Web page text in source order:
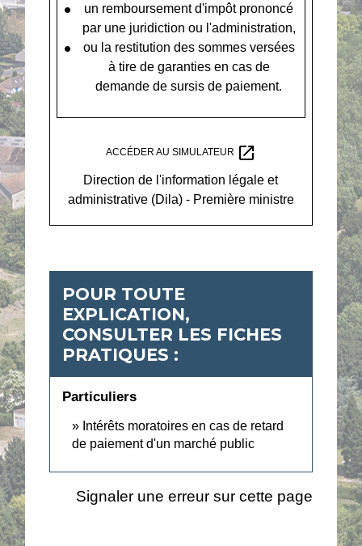
un remboursement d'impôt prononcé
par une juridiction ou l'administration,
ou la restitution des sommes versées
à tire de garanties en cas de
demande de sursis de paiement.
ACCÉDER AU SIMULATEUR open_in_new
Direction de l'information légale et
administrative (Dila) - Première ministre
POUR TOUTE
EXPLICATION,
CONSULTER LES FICHES
PRATIQUES :
Particuliers
Intérêts moratoires en cas de retard
de paiement d'un marché public
Signaler une erreur sur cette page